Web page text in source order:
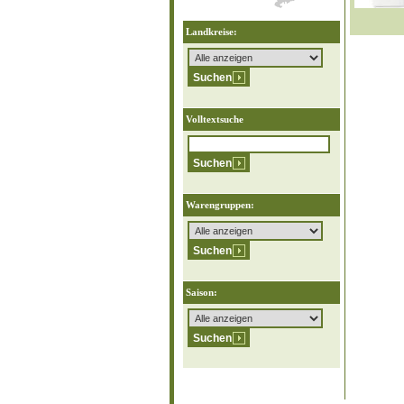
Landkreise:
Volltextsuche
Warengruppen:
Saison: